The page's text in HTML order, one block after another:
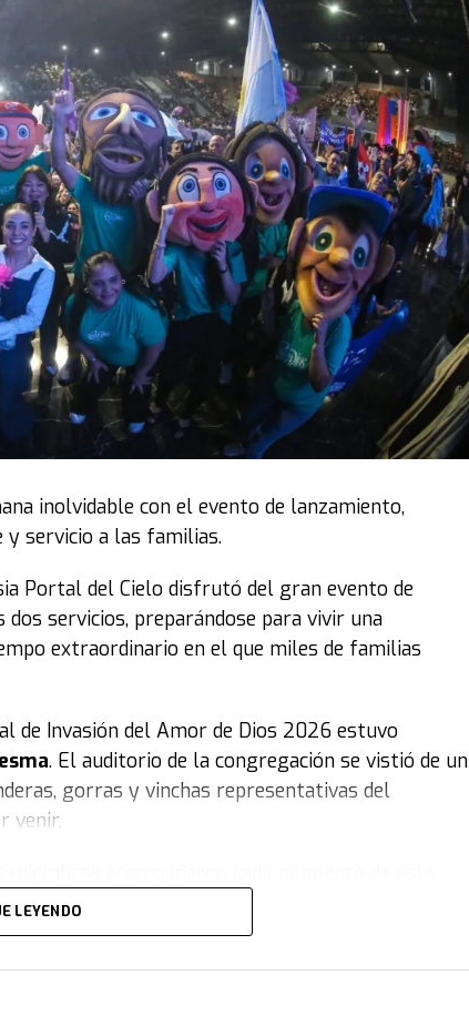
inolvidable con el evento de lanzamiento,
y servicio a las familias.
Portal del Cielo disfrutó del gran evento de
servicios, preparándose para vivir una
extraordinario en el que miles de familias
de Invasión del Amor de Dios 2026 estuvo
. El auditorio de la congregación se vistió de un
gorras y vinchas representativas del
venir.
de una emotiva obra de teatro sobre la
acompañada por carteles coloridos, distintos
del movimiento, y el equipo de danza de la
LEYENDO